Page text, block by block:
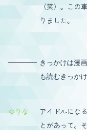
（笑）。この
りました。
きっかけは漫
も読むきっか
ゆりな
アイドルにな
とがあって。